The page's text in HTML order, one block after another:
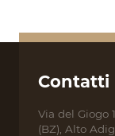
Contatti
Via del Giogo
(BZ), Alto